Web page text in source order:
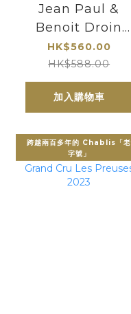
Jean Paul &
Benoit Droin
Chablis Premier
Cru Montee de
Tonnerre 2022
HK$560.00
HK$588.00
加入購物車
跨越兩百多年的 Chablis「老
字號」